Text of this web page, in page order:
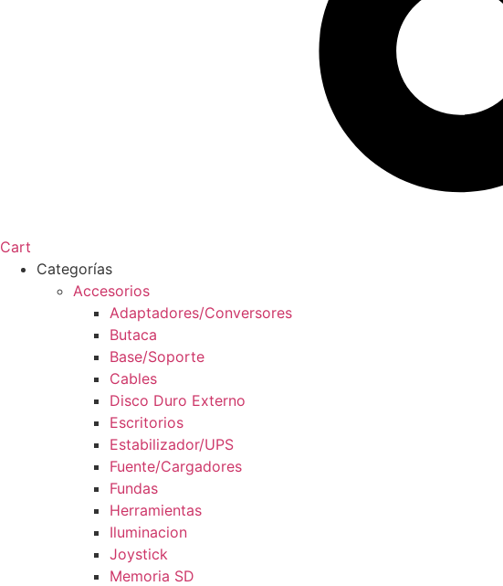
Cart
Categorías
Accesorios
Adaptadores/Conversores
Butaca
Base/Soporte
Cables
Disco Duro Externo
Escritorios
Estabilizador/UPS
Fuente/Cargadores
Fundas
Herramientas
Iluminacion
Joystick
Memoria SD